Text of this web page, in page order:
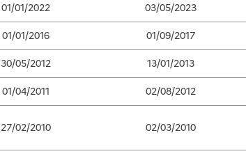
01/01/2022
03/05/2023
01/01/2016
01/09/2017
30/05/2012
13/01/2013
01/04/2011 02/08/2012
27/02/2010 02/03/2010